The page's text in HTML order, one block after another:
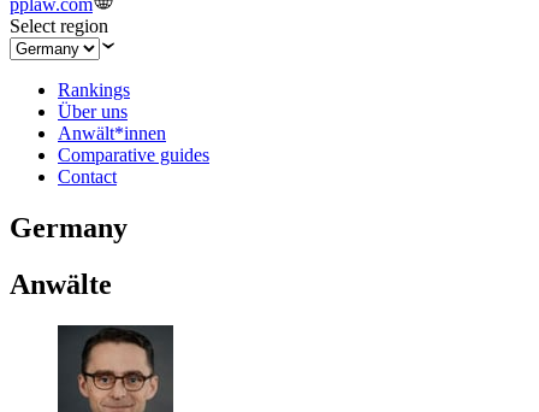
pplaw.com
Select region
Rankings
Über uns
Anwält*innen
Comparative guides
Contact
Germany
Anwälte